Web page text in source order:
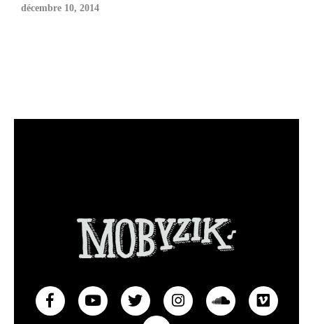
décembre 10, 2014